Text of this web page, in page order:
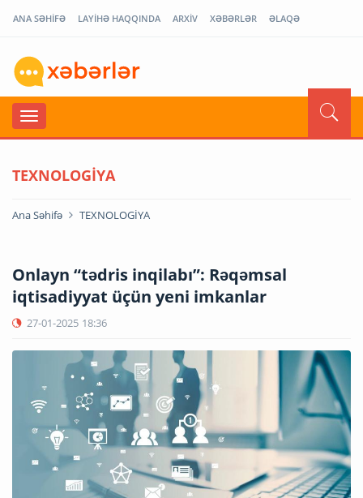
ANA SƏHİFƏ LAYİHƏ HAQQINDA ARXİV XƏBƏRLƏR ƏLAQƏ
TEXNOLOGİYA
Ana Səhifə TEXNOLOGİYA
Onlayn “tədris inqilabı”: Rəqəmsal
iqtisadiyyat üçün yeni imkanlar
27-01-2025 18:36